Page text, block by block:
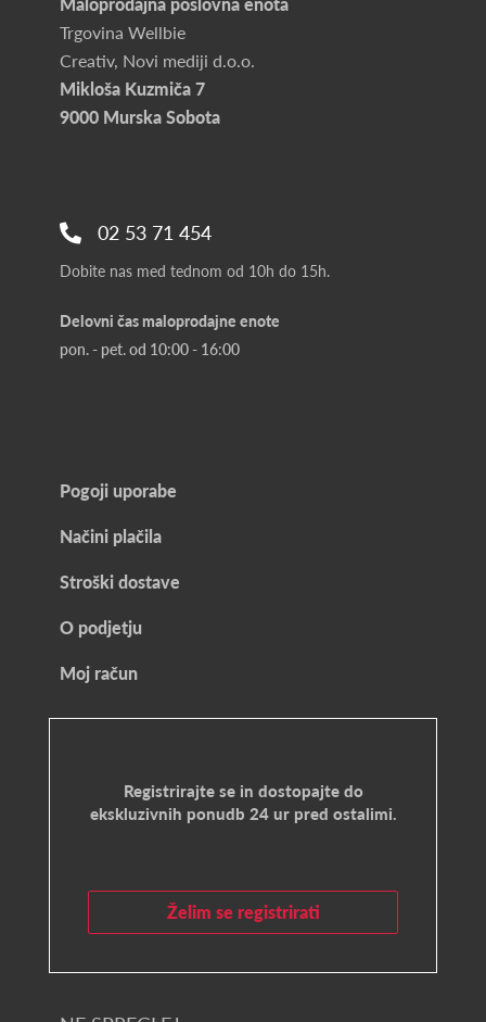
Trgovina Wellbie
Creativ, Novi mediji d.o.o.
Mikloša Kuzmiča 7
9000 Murska Sobota
02 53 71 454
Dobite nas med tednom od 10h do 15h.
Delovni čas maloprodajne enote
pon. - pet. od 10:00 - 16:00
Pogoji uporabe
Načini plačila
Stroški dostave
O podjetju
Moj račun
Registrirajte se in dostopajte do
ekskluzivnih ponudb 24 ur pred ostalimi.
Želim se registrirati